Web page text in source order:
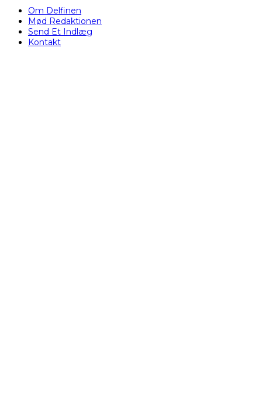
Om Delfinen
Mød Redaktionen
Send Et Indlæg
Kontakt